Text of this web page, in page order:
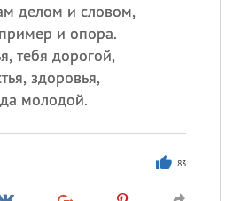
делом и словом,
и опора.
тебя дорогой,
здоровья,
молодой.
83